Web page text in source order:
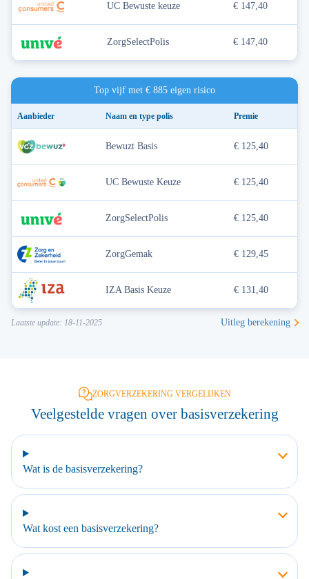
UC Bewuste keuze € 147,40
ZorgSelectPolis € 147,40
Top vijf met € 885 eigen risico
Aanbieder Naam en type polis Premie
Bewuzt Basis € 125,40
UC Bewuste Keuze € 125,40
ZorgSelectPolis € 125,40
ZorgGemak € 129,45
IZA Basis Keuze € 131,40
Laatste update: 18-11-2025 Uitleg berekening
ZORGVERZEKERING VERGELIJKEN
Veelgestelde vragen over basisverzekering
Wat is de basisverzekering?
Wat kost een basisverzekering?